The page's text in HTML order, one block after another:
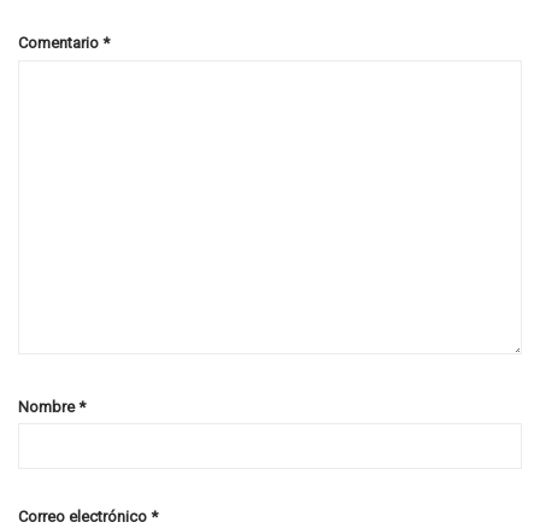
Comentario *
Nombre*
Correo electrónico *